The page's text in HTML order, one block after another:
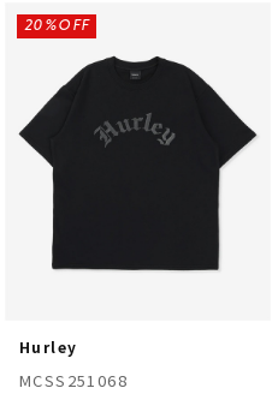
Hurley
MCSS251068
20%OFF